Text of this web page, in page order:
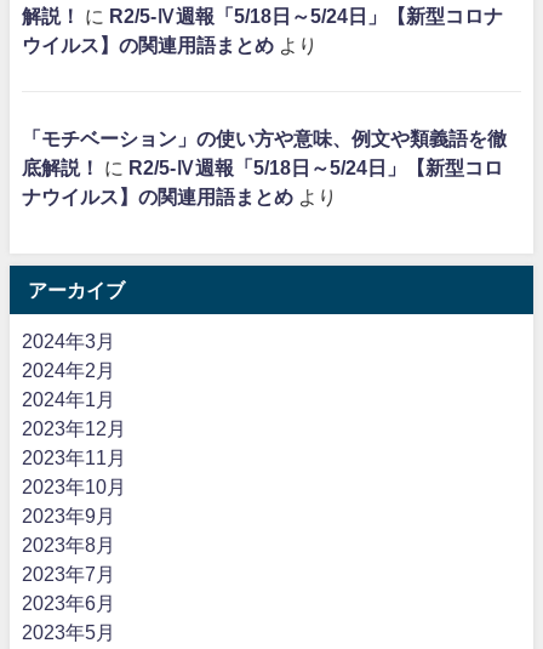
解説！
に R2/5-Ⅳ週報「5/18日～5/24日」【新型コロナ
ウイルス】の関連用語まとめ より
「モチベーション」の使い方や意味、例文や類義語を徹
底解説！
に R2/5-Ⅳ週報「5/18日～5/24日」【新型コロ
ナウイルス】の関連用語まとめ より
アーカイブ
2024年3月
2024年2月
2024年1月
2023年12月
2023年11月
2023年10月
2023年9月
2023年8月
2023年7月
2023年6月
2023年5月